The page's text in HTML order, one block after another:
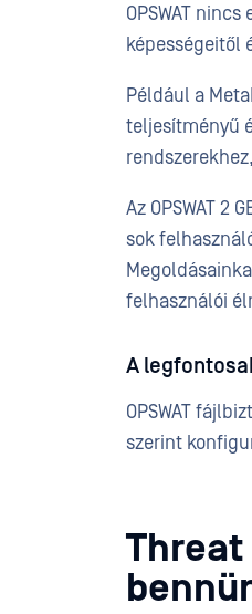
OPSWAT
képességeitől
Például a
teljesítményű
Az OPSWAT
sok
felhasználói
A
OPSWAT
szerint